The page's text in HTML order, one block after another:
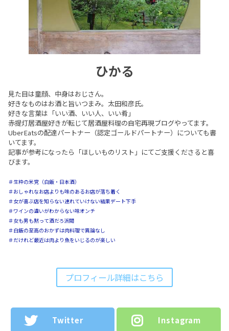
ひかる
見た目は童顔、中身はおじさん。
好きなものはお酒と旨いつまみ。太田和彦氏。
好きな言葉は「いい酒、いい人、いい肴」
赤提灯居酒屋好きが転じて居酒屋料理の自宅再現ブログやってます。
UberEatsの配達パートナー（認定ゴールドパートナー）についても書
いてます。
記事が参考になったら「ほしいものリスト」にてご支援くださると喜
びます。
＃生粋の米党（白飯・日本酒）
＃おしゃれなお店よりも味のあるお店が落ち着く
＃女が喜ぶ店を知らない連れていけない結果デート下手
＃ワインの違いがわからない味オンチ
＃女も男も黙って酒だろ派閥
＃白飯の至高のおかずは肉料理で異論なし
＃だけれど最近は肉より魚をいじるのが楽しい
プロフィール詳細はこちら
Twitter Instagram